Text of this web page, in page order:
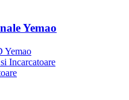
Yemao
Yemao
Incarcatoare